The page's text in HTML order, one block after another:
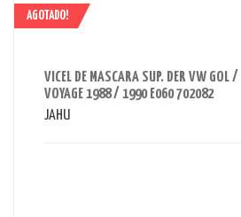
AGOTADO!
VICEL DE MASCARA SUP. DER VW
VOYAGE 1988 / 1990 E060 702082
JAHU